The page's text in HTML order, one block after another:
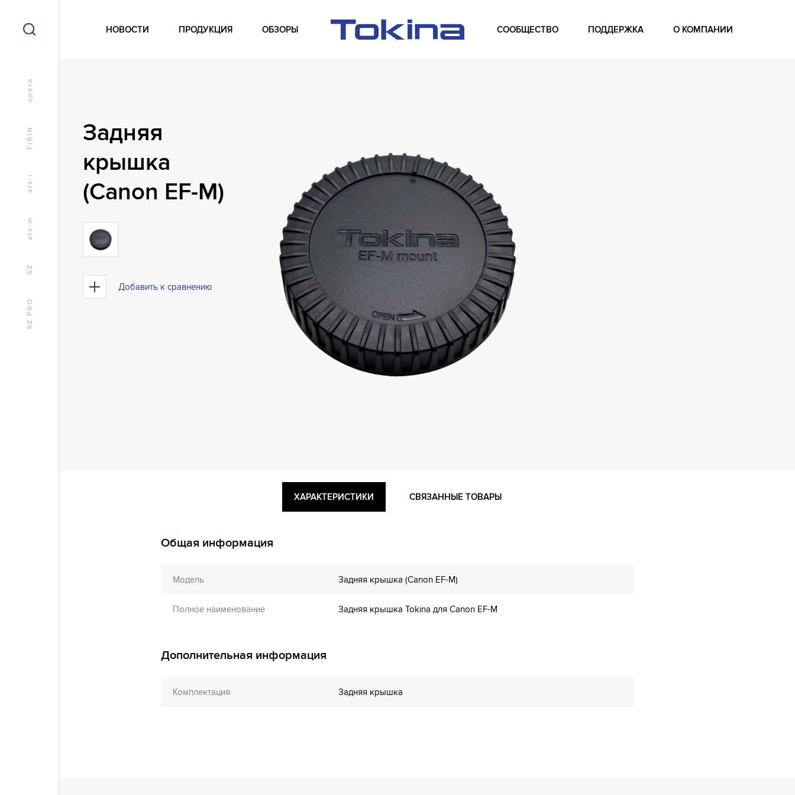
НОВОСТИ ПРОДУКЦИЯ ОБЗОРЫ СООБЩЕСТВО ПОДДЕРЖКА О КОМПАНИИ
SZ PRO
SZ
atx-m
atx-i
FíRIN
opera
Задняя
крышка
(Canon EF-M)
Добавить к сравнению
ХАРАКТЕРИСТИКИ СВЯЗАННЫЕ ТОВАРЫ
Общая информация
Модель Задняя крышка (Canon EF-M)
Полное наименование Задняя крышка Tokina для Canon EF-M
Дополнительная информация
Комплектация Задняя крышка